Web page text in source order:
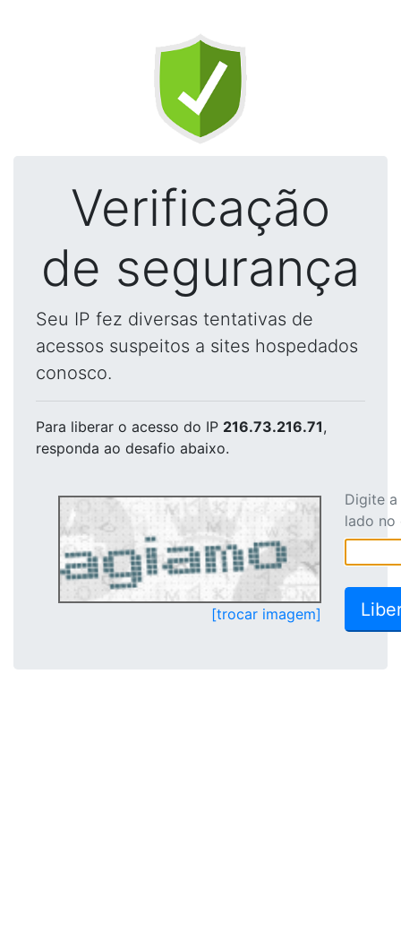
Verificação
de segurança
Seu IP fez diversas tentativas de
acessos suspeitos a sites hospedados
conosco.
Para liberar o acesso do IP 216.73.216.71,
responda ao desafio abaixo.
[trocar imagem]
Digite
lado no